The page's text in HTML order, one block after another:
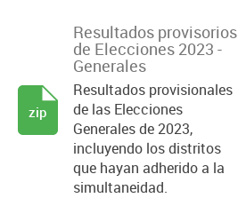
Resultados provisorios
de Elecciones 2023 -
Generales
Resultados provisionales
de las Elecciones
Generales de 2023,
incluyendo los distritos
que hayan adherido a la
simultaneidad.
zip